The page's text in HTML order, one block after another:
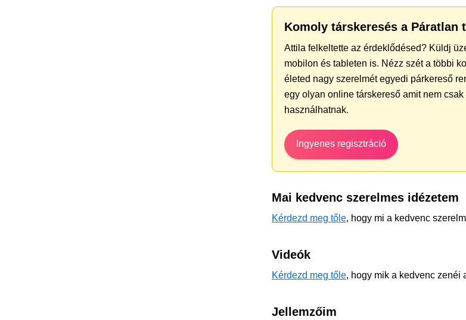
Komoly társkeresés a Páratlan
Attila felkeltette az érdeklődésed? Küldj
mobilon és tableten is. Nézz szét a többi
életed nagy szerelmét egyedi párkereső
egy olyan online társkereső amit nem
használhatnak.
Ingyenes regisztráció
Mai kedvenc szerelmes idézetem
Kérdezd meg tőle, hogy mi a kedvenc
Videók
Kérdezd meg tőle, hogy mik a kedvenc zenéi
Jellemzőim